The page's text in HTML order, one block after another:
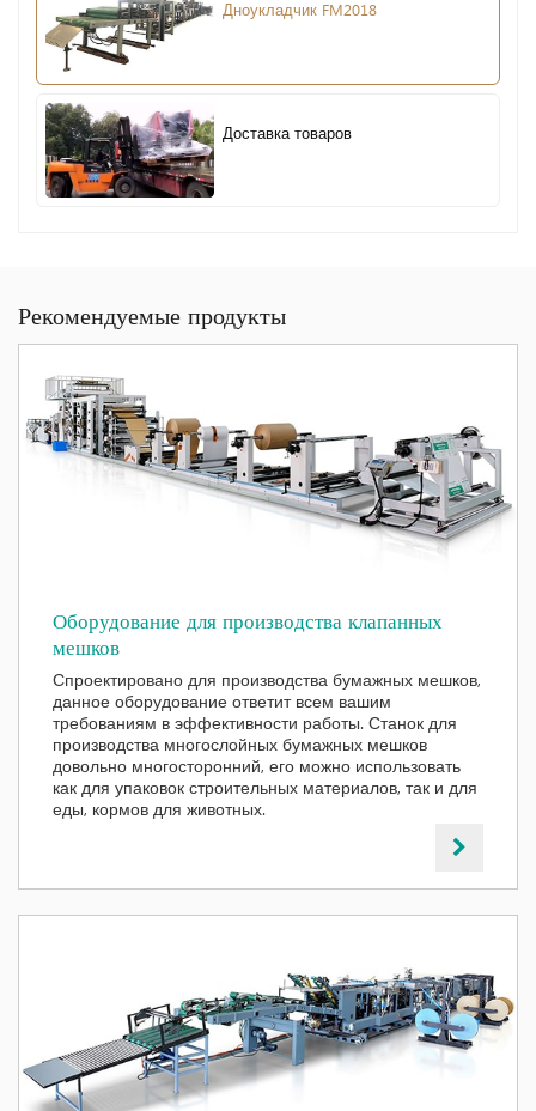
Дноукладчик FM2018
Доставка товаров
Рекомендуемые продукты
Оборудование для производства клапанных
мешков
Спроектировано для производства бумажных мешков,
данное оборудование ответит всем вашим
требованиям в эффективности работы. Станок для
производства многослойных бумажных мешков
довольно многосторонний, его можно использовать
как для упаковок строительных материалов, так и для
еды, кормов для животных.